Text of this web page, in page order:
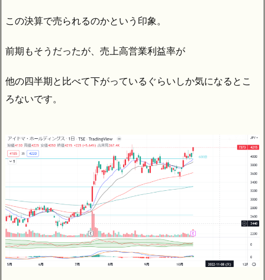
この決算で売られるのかという印象。
前期もそうだったが、売上高営業利益率が
他の四半期と比べて下がっているぐらいしか気になるとこ
ろないです。